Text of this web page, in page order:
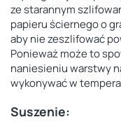
ze starannym
papieru ściernego o
aby nie zeszlifować
Ponieważ może to
naniesieniu warstwy
wykonywać w
Suszenie: